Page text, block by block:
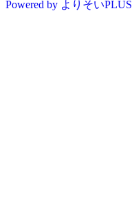
Powered by よりそいPLUS